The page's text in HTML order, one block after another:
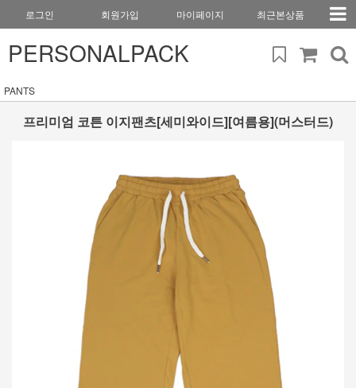
로그인 회원가입 마이페이지 최근본상품
PERSONALPACK
PANTS
프리미엄 코튼 이지팬츠[세미와이드][여름용](머스터드)